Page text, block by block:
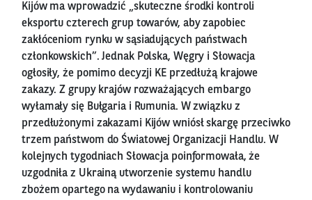
Kijów ma wprowadzić „skuteczne środki kontroli
eksportu czterech grup towarów, aby zapobiec
zakłóceniom rynku w sąsiadujących państwach
członkowskich”. Jednak Polska, Węgry i Słowacja
ogłosiły, że pomimo decyzji KE przedłużą krajowe
zakazy. Z grupy krajów rozważających embargo
wyłamały się Bułgaria i Rumunia. W związku z
przedłużonymi zakazami Kijów wniósł skargę przeciwko
trzem państwom do Światowej Organizacji Handlu. W
kolejnych tygodniach Słowacja poinformowała, że
uzgodniła z Ukrainą utworzenie systemu handlu
zbożem opartego na wydawaniu i kontrolowaniu